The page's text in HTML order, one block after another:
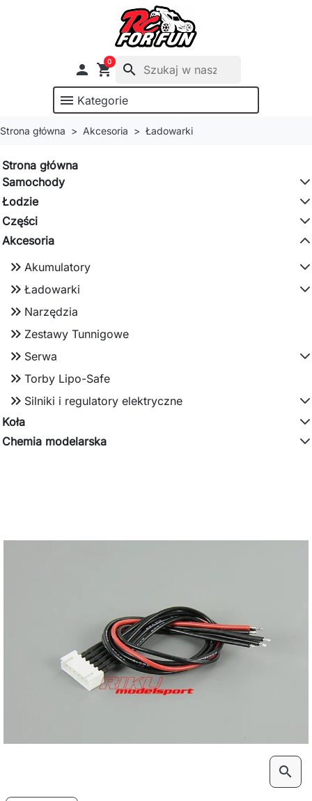
 shopping_cart
0
search
menu Kategorie
Strona główna Akcesoria Ładowarki
Strona główna
Samochody
Łodzie
Części
Akcesoria
keyboard_double_arrow_right Akumulatory
keyboard_double_arrow_right Ładowarki
keyboard_double_arrow_right Narzędzia
keyboard_double_arrow_right Zestawy Tunnigowe
keyboard_double_arrow_right Serwa
keyboard_double_arrow_right Torby Lipo-Safe
keyboard_double_arrow_right Silniki i regulatory elektryczne
Koła
Chemia modelarska
search